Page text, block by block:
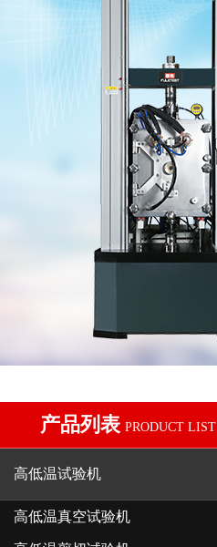
产品列表 PRODUCT LIST
高低温试验机
高低温真空试验机